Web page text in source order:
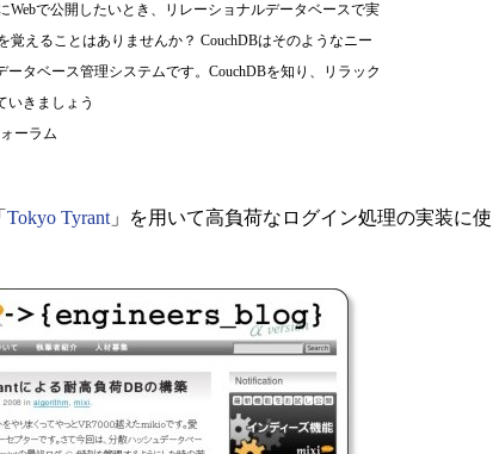
Webで公開したいとき、リレーショナルデータベースで実
覚えることはありませんか？ CouchDBはそのようなニー
ータベース管理システムです。CouchDBを知り、リラック
いきましょう
ーラム
Tokyo Tyrant 」を用いて高負荷なログイン処理の実装に使